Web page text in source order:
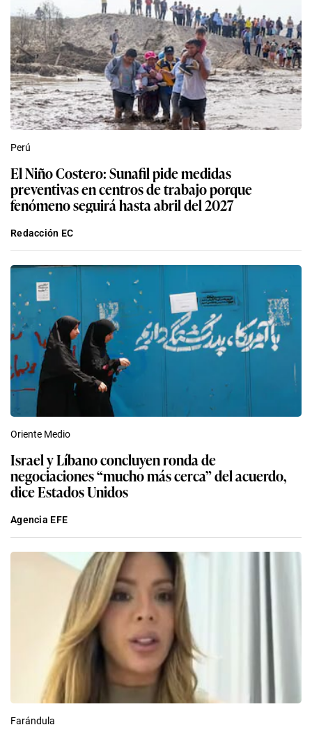
Perú
El Niño Costero: Sunafil pide medidas
preventivas en centros de trabajo porque
fenómeno seguirá hasta abril del 2027
Redacción EC
Oriente Medio
Israel y Líbano concluyen ronda de
negociaciones “mucho más cerca” del acuerdo,
dice Estados Unidos
Agencia EFE
Farándula